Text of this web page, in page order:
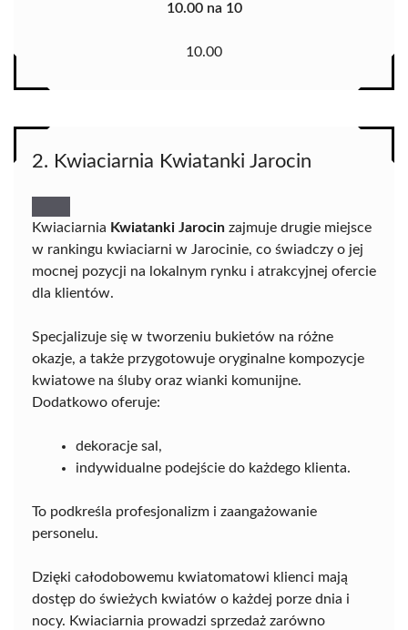
10.00 na 10
10.00
2. Kwiaciarnia Kwiatanki Jarocin
Kwiaciarnia Kwiatanki Jarocin zajmuje drugie miejsce
w rankingu kwiaciarni w Jarocinie, co świadczy o jej
mocnej pozycji na lokalnym rynku i atrakcyjnej ofercie
dla klientów.
Specjalizuje się w tworzeniu bukietów na różne
okazje, a także przygotowuje oryginalne kompozycje
kwiatowe na śluby oraz wianki komunijne.
Dodatkowo oferuje:
dekoracje sal,
indywidualne podejście do każdego klienta.
To podkreśla profesjonalizm i zaangażowanie
personelu.
Dzięki całodobowemu kwiatomatowi klienci mają
dostęp do świeżych kwiatów o każdej porze dnia i
nocy. Kwiaciarnia prowadzi sprzedaż zarówno